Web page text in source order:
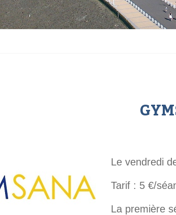
Le vendredi
Tarif : 5 €/
La première